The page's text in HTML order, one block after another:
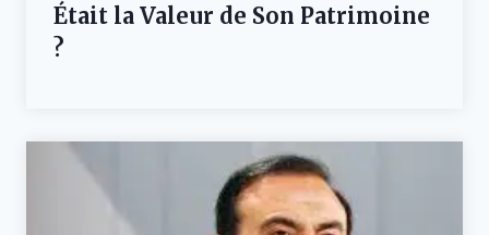
Était la Valeur de Son Patrimoine
?